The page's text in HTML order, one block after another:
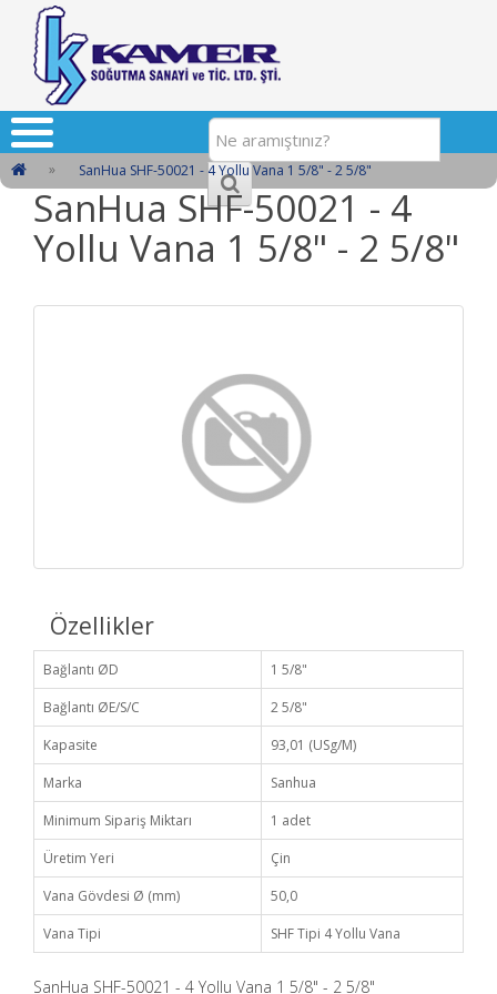
SanHua SHF-50021 - 4 Yollu Vana 1 5/8" - 2 5/8"
SanHua SHF-50021 - 4
Yollu Vana 1 5/8" - 2 5/8"
Özellikler
Bağlantı ØD
1 5/8"
Bağlantı ØE/S/C
2 5/8"
Kapasite
93,01 (USg/M)
Marka
Sanhua
Minimum Sipariş Miktarı
1 adet
Üretim Yeri
Çin
Vana Gövdesi Ø (mm)
50,0
Vana Tipi
SHF Tipi 4 Yollu Vana
SanHua SHF-50021 - 4 Yollu Vana 1 5/8" - 2 5/8"